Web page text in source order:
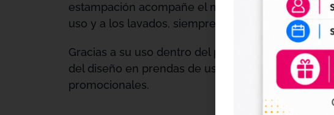
estampación acompañe el movimiento natural
uso y a los lavados, siempre que se sigan
Gracias a su uso dentro del proceso DTF,
del diseño en prendas de uso frecuente como
promocionales.